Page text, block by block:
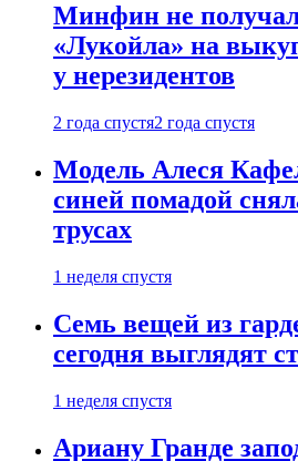
Минфин не
«Лукойла» на
у нерезидентов
2 года спустя2 года спустя
Модель Алеся
синей помадой
трусах
1 неделя спустя
Семь вещей из
сегодня выглядят
1 неделя спустя
Ариану Гранде